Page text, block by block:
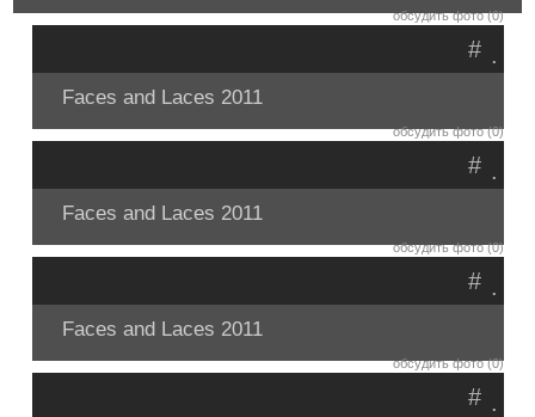
обсудить фото (0)
.
#
Faces and Laces 2011
обсудить фото (0)
.
#
Faces and Laces 2011
обсудить фото (0)
.
#
Faces and Laces 2011
обсудить фото (0)
.
#